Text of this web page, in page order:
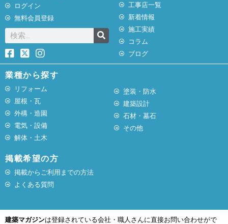
ログイン
無料会員登録
工事店一覧
新着情報
施工実績
コラム
ブログ
業種から探す
リフォーム
屋根・瓦
外構・造園
電気・設備
解体・土木
塗装・防水
建築設計
石材・墓石
その他
掲載希望の方
掲載からご利用までの方法
よくある質問
建築マガジンは登録されている会社・職人さんに直接お問い合わせがで